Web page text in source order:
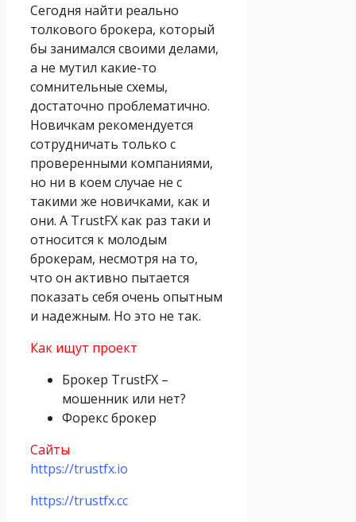
Сегодня найти реально
толкового брокера, который
бы занимался своими делами,
а не мутил какие-то
сомнительные схемы,
достаточно проблематично.
Новичкам рекомендуется
сотрудничать только с
проверенными компаниями,
но ни в коем случае не с
такими же новичками, как и
они. А TrustFX как раз таки и
относится к молодым
брокерам, несмотря на то,
что он активно пытается
показать себя очень опытным
и надежным. Но это не так.
Как ищут проект
Брокер TrustFX –
мошенник или нет?
Форекс брокер
Сайты
https://trustfx.io
https://trustfx.cc